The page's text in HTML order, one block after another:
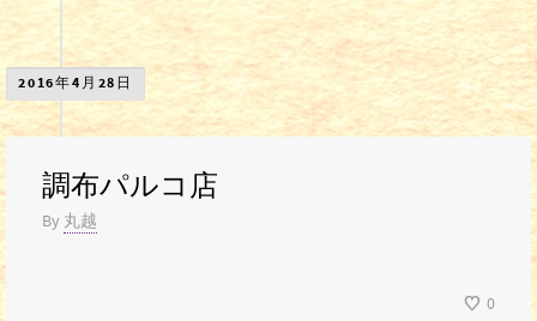
2016年4月28日
調布パルコ店
By 丸越
0